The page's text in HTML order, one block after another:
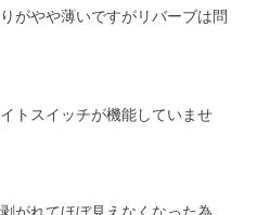
がやや薄いですがリバーブは問
トスイッチが機能していませ